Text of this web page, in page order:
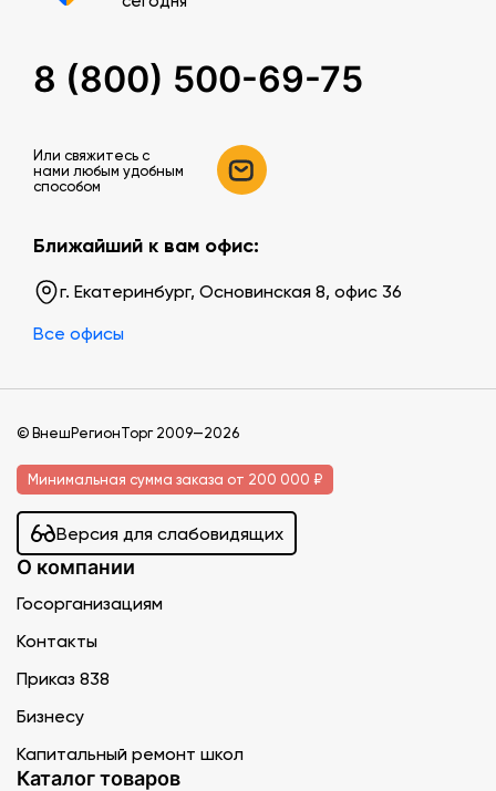
8 (800) 500-69-75
Или свяжитесь c
нами любым удобным
способом
Ближайший к вам офис:
г. Екатеринбург, Основинская 8, офис 36
Все офисы
© ВнешРегионТорг 2009—2026
Минимальная сумма заказа от 200 000 ₽
Версия для слабовидящих
О компании
Госорганизациям
Контакты
Приказ 838
Бизнесу
Капитальный ремонт школ
Каталог товаров